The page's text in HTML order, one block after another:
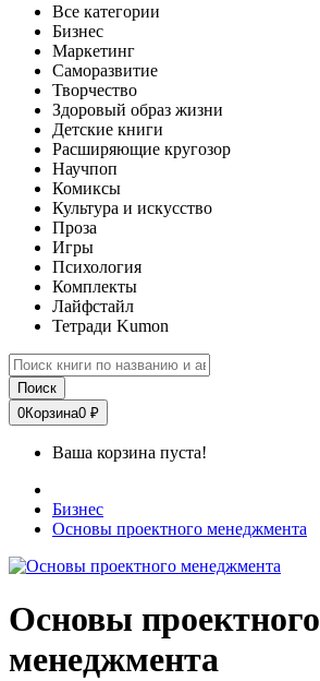
Все категории
Бизнес
Маркетинг
Саморазвитие
Творчество
Здоровый образ жизни
Детские книги
Расширяющие кругозор
Научпоп
Комиксы
Культура и искусство
Проза
Игры
Психология
Комплекты
Лайфстайл
Тетради Kumon
Поиск
0Корзина0 ₽
Ваша корзина пуста!
Бизнес
Основы проектного менеджмента
Основы проектного
менеджмента